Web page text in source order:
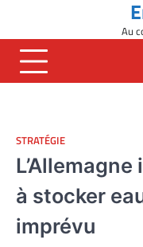
content
Au
STRATÉGIE
à stocker
imprévu